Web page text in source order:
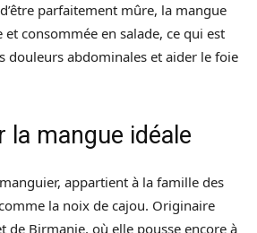
parfaitement mûre, la mangue
consommée en salade, ce qui est
douleurs abdominales et aider le foie
la mangue idéale
appartient à la famille des
la noix de cajou. Originaire
de Birmanie, où elle pousse encore à